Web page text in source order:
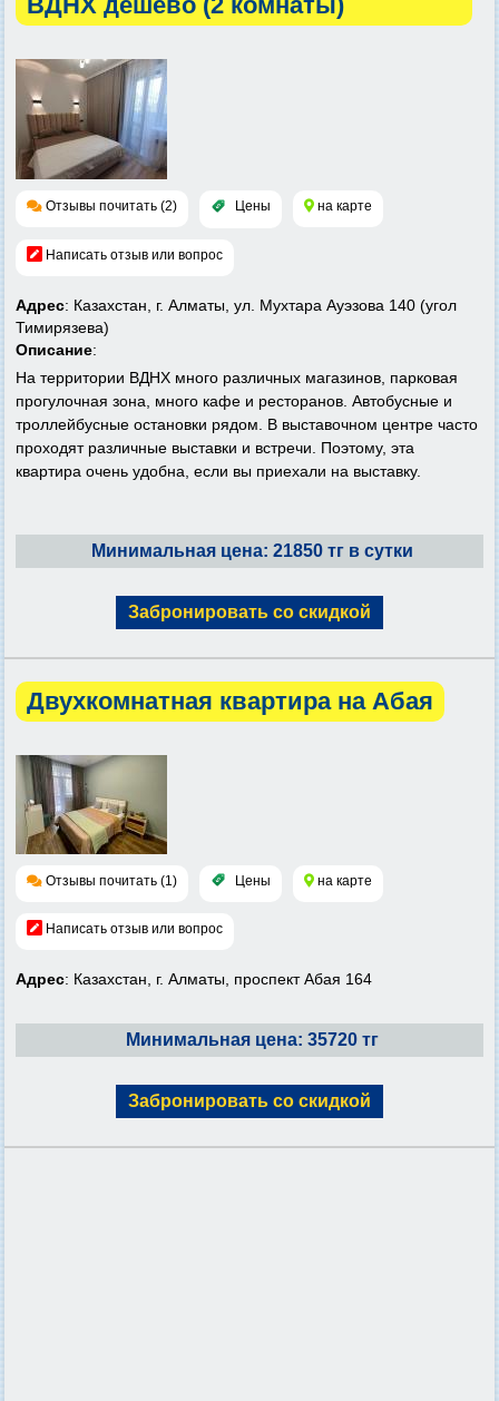
Отзывы почитать (2) Цены на карте
Написать отзыв или вопрос
Адрес: Казахстан, г. Алматы, ул. Мухтара Ауэзова 140 (угол
Тимирязева)
Описание:
На территории ВДНХ много различных магазинов, парковая
прогулочная зона, много кафе и ресторанов. Автобусные и
троллейбусные остановки рядом. В выставочном центре часто
проходят различные выставки и встречи. Поэтому, эта
квартира очень удобна, если вы приехали на выставку.
Минимальная цена: 21850 тг в сутки
Забронировать со скидкой
Двухкомнатная квартира на Абая
Отзывы почитать (1) Цены на карте
Написать отзыв или вопрос
Адрес: Казахстан, г. Алматы, проспект Абая 164
Минимальная цена: 35720 тг
Забронировать со скидкой